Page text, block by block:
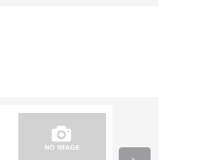
プロテオミ